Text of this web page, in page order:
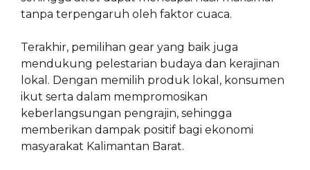
tanpa terpengaruh oleh faktor cuaca.
Terakhir, pemilihan gear yang baik juga
mendukung pelestarian budaya dan kerajinan
lokal. Dengan memilih produk lokal, konsumen
ikut serta dalam mempromosikan
keberlangsungan pengrajin, sehingga
memberikan dampak positif bagi ekonomi
masyarakat Kalimantan Barat.